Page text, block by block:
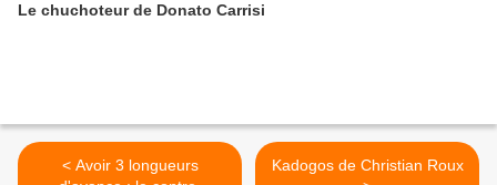
Le chuchoteur de Donato Carrisi
< Avoir 3 longueurs
Kadogos de Christian Roux